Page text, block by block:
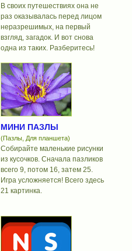
В своих путешествиях она не
раз оказывалась перед лицом
неразрешимых, на первый
взгляд, загадок. И вот снова
одна из таких. Разберитесь!
МИНИ ПАЗЛЫ
(Пазлы, Для планшета)
Собирайте маленькие рисунки
из кусочков. Сначала пазликов
всего 9, потом 16, затем 25.
Игра усложняется! Всего здесь
21 картинка.